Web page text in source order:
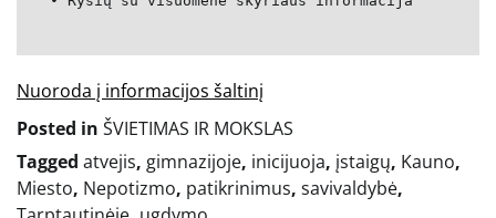
Nuoroda į informacijos šaltinį
Posted in ŠVIETIMAS IR MOKSLAS
Tagged atvejis, gimnazijoje, inicijuoja, įstaigų, Kauno,
Miesto, Nepotizmo, patikrinimus, savivaldybė,